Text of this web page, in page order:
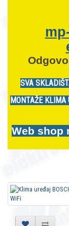
SVA
MONTAŽE KLIMA
Web shop